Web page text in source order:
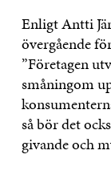
Enligt Antti
övergående
”Företagen
småningom
så bör det
givande och